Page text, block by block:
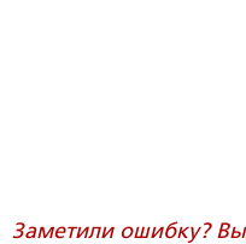
Заметили ошибку?